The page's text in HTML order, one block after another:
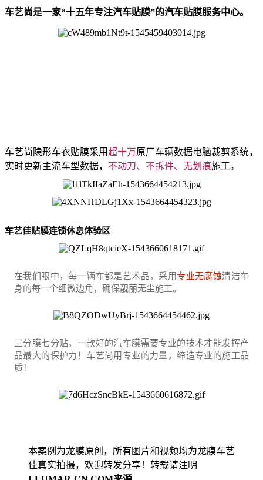
车艺尚是一家“十五年专注汽车贴膜”的汽车贴膜服务中心。
车艺尚隐形车衣贴膜采用超十万原厂车辆数据电脑裁剪系统，
实时更新主流车型数据， 不动刀、不拆件、无划痕施工。
车艺佳贴膜连锁休息体验区
在我们眼中，每一辆车都是艺术品，采用专业无腐蚀清洁车
身的每一个细微边角，确保靓丽无尘施工。
三分膜七分贴，一款好的汽车膜需要专业的技术才能发挥产
品最大的保护力！车艺尚用专业的力量，缔造专业的施工品
质！
本案例为龙膜原创，所有图片和视频均为龙膜车艺
佳真实拍摄，欢迎转发分享！转载请注明